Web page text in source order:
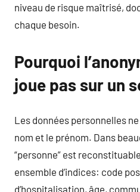
niveau de risque maîtrisé,
chaque besoin.
Pourquoi
joue pas sur un
Les données personnelles
nom et le prénom. Dans
“personne” est
ensemble d’indices: code
d’hospitalisation, âge,